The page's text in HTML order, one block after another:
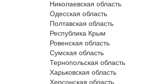
Николаевская область
Одесская область
Полтавская область
Республика Крым
Ровенская область
Сумская область
Тернопольская область
Харьковская область
Херсонская область